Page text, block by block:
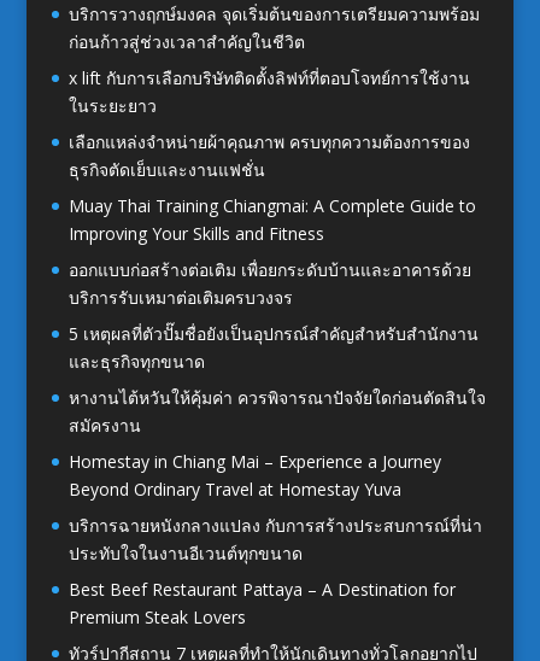
บริการวางฤกษ์มงคล จุดเริ่มต้นของการเตรียมความพร้อม
ก่อนก้าวสู่ช่วงเวลาสำคัญในชีวิต
x lift กับการเลือกบริษัทติดตั้งลิฟท์ที่ตอบโจทย์การใช้งาน
ในระยะยาว
เลือกแหล่งจำหน่ายผ้าคุณภาพ ครบทุกความต้องการของ
ธุรกิจตัดเย็บและงานแฟชั่น
Muay Thai Training Chiangmai: A Complete Guide to
Improving Your Skills and Fitness
ออกแบบก่อสร้างต่อเติม เพื่อยกระดับบ้านและอาคารด้วย
บริการรับเหมาต่อเติมครบวงจร
5 เหตุผลที่ตัวปั๊มชื่อยังเป็นอุปกรณ์สำคัญสำหรับสำนักงาน
และธุรกิจทุกขนาด
หางานไต้หวันให้คุ้มค่า ควรพิจารณาปัจจัยใดก่อนตัดสินใจ
สมัครงาน
Homestay in Chiang Mai – Experience a Journey
Beyond Ordinary Travel at Homestay Yuva
บริการฉายหนังกลางแปลง กับการสร้างประสบการณ์ที่น่า
ประทับใจในงานอีเวนต์ทุกขนาด
Best Beef Restaurant Pattaya – A Destination for
Premium Steak Lovers
ทัวร์ปากีสถาน 7 เหตุผลที่ทำให้นักเดินทางทั่วโลกอยากไป